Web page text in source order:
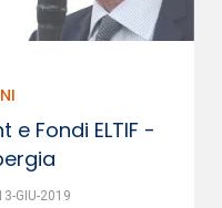
Fondi ELTIF -
GIU-2019